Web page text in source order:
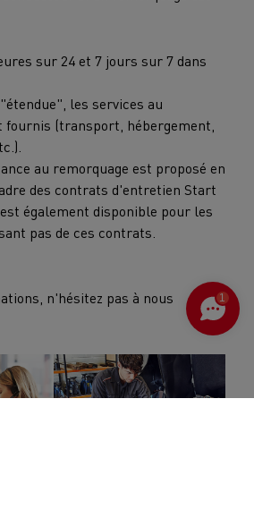
sur 24 et 7 jours sur 7 dans
les services au
fournis (transport, hébergement,
au remorquage est proposé en
des contrats d'entretien Start
également disponible pour les
pas de ces contrats.
n'hésitez pas à nous
1